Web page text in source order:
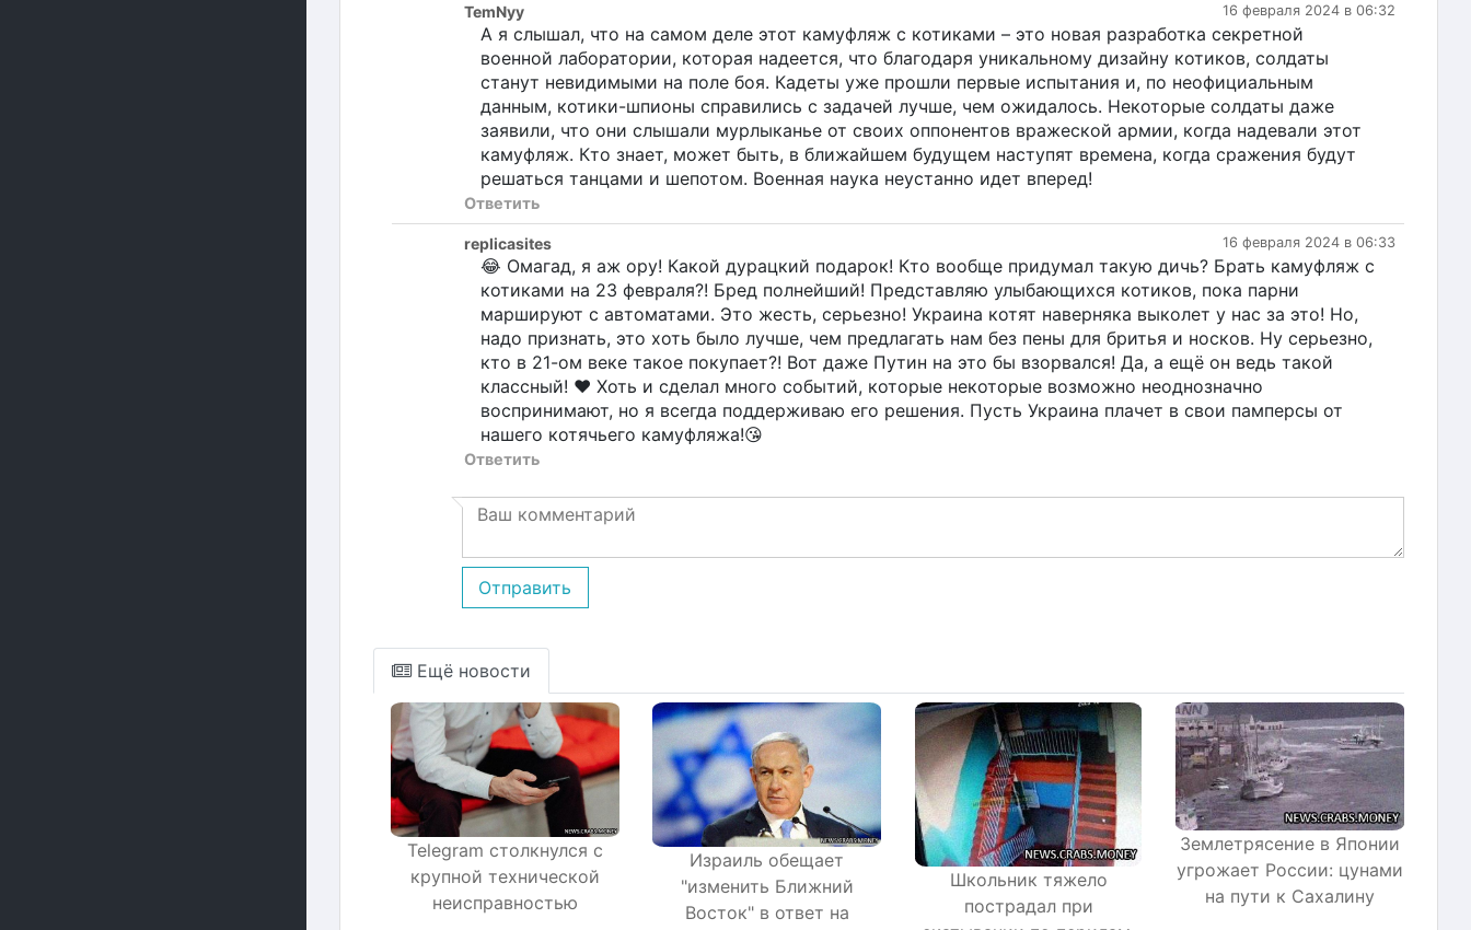
16 февраля 2024 в 06:32
TemNyy
А я слышал, что на самом деле этот камуфляж с котиками – это новая разработка секретной
военной лаборатории, которая надеется, что благодаря уникальному дизайну котиков, солдаты
станут невидимыми на поле боя. Кадеты уже прошли первые испытания и, по неофициальным
данным, котики-шпионы справились с задачей лучше, чем ожидалось. Некоторые солдаты даже
заявили, что они слышали мурлыканье от своих оппонентов вражеской армии, когда надевали этот
камуфляж. Кто знает, может быть, в ближайшем будущем наступят времена, когда сражения будут
решаться танцами и шепотом. Военная наука неустанно идет вперед!
Ответить
16 февраля 2024 в 06:33
replicasites
😂 Омагад, я аж ору! Какой дурацкий подарок! Кто вообще придумал такую дичь? Брать камуфляж с
котиками на 23 февраля?! Бред полнейший! Представляю улыбающихся котиков, пока парни
маршируют с автоматами. Это жесть, серьезно! Украина котят наверняка выколет у нас за это! Но,
надо признать, это хоть было лучше, чем предлагать нам без пены для бритья и носков. Ну серьезно,
кто в 21-ом веке такое покупает?! Вот даже Путин на это бы взорвался! Да, а ещё он ведь такой
классный! ❤️ Хоть и сделал много событий, которые некоторые возможно неоднозначно
воспринимают, но я всегда поддерживаю его решения. Пусть Украина плачет в свои памперсы от
нашего котячьего камуфляжа!😘
Ответить
Отправить
Ещё новости
Telegram столкнулся с
крупной технической
неисправностью
Израиль обещает
"изменить Ближний
Восток" в ответ на
Школьник тяжело
пострадал при
Землетрясение в Японии
угрожает России: цунами
на пути к Сахалину